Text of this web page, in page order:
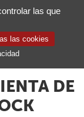
DE
las que
las cookies